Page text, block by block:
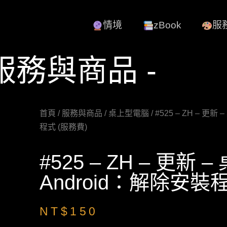
情境 zBook 服
務與商品 -
首頁 / 服務與商品 / 桌上型電腦 / #525 – ZH – 更新
程式 (服務費)
#525 – ZH – 更新 –
Android：解除安裝
NT$ 150